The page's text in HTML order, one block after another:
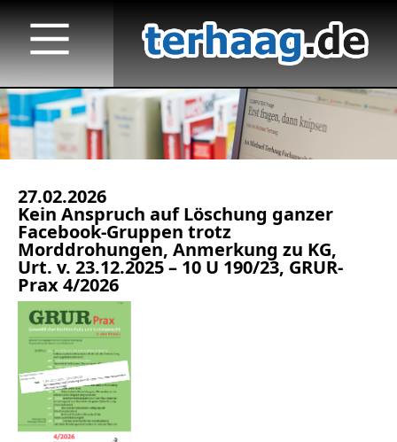
27.02.2026
Kein Anspruch auf Löschung ganzer
Facebook-Gruppen trotz
Morddrohungen, Anmerkung zu KG,
Urt. v. 23.12.2025 – 10 U 190/23, GRUR-
Prax 4/2026
Startseite
Veröffentlichungen
Medienauftritte 2023 f.
Medienauftritte 2022
Medienauftritte 2021
Medienauftritte 2020
Medienauftritte 2019